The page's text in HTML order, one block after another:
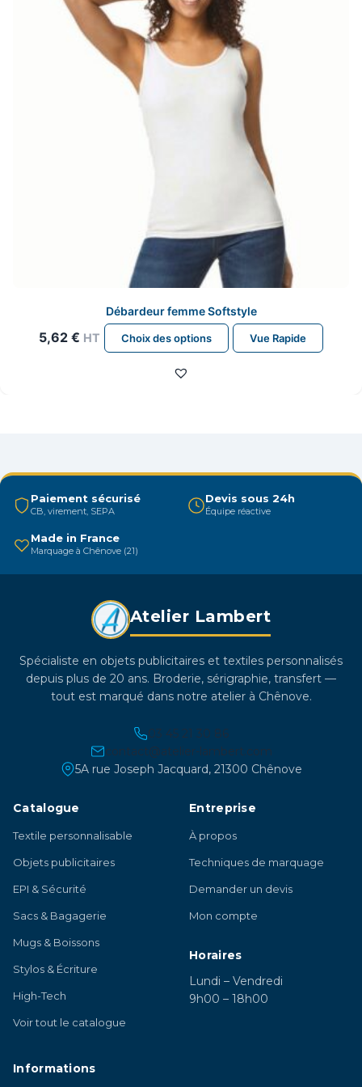
être
choisies
sur
la
page
du
produit
Débardeur femme Softstyle
5,62 € HT Choix des options
Ce
produit
peuvent
être
choisies
page
produit
Vue Rapide
Paiement sécurisé
CB, virement, SEPA
Devis sous 24h
Équipe réactive
Made in France
Marquage à Chênove (21)
Atelier Lambert
Spécialiste en objets publicitaires et textiles personnalisés
depuis plus de 20 ans. Broderie, sérigraphie, transfert —
tout est marqué dans notre atelier à Chênove.
03 45 21 30 86
contact@atelier-lambert.com
5A rue Joseph Jacquard, 21300 Chênove
Catalogue
Textile personnalisable
Objets publicitaires
EPI & Sécurité
Sacs & Bagagerie
Mugs & Boissons
Stylos & Écriture
High-Tech
Voir tout le catalogue
Entreprise
À propos
Techniques de marquage
Demander un devis
Mon compte
Horaires
Lundi – Vendredi
9h00 – 18h00
Informations